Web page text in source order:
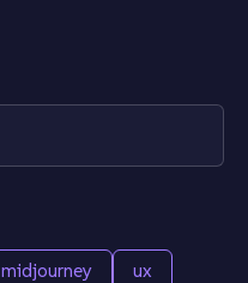
midjourney
ux